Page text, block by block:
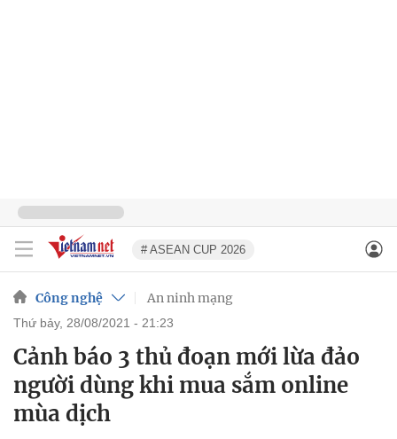
# ASEAN CUP 2026
Công nghệ An ninh mạng
thứ bảy, 28/08/2021 - 21:23
Cảnh báo 3 thủ đoạn mới lừa đảo
người dùng khi mua sắm online
mùa dịch